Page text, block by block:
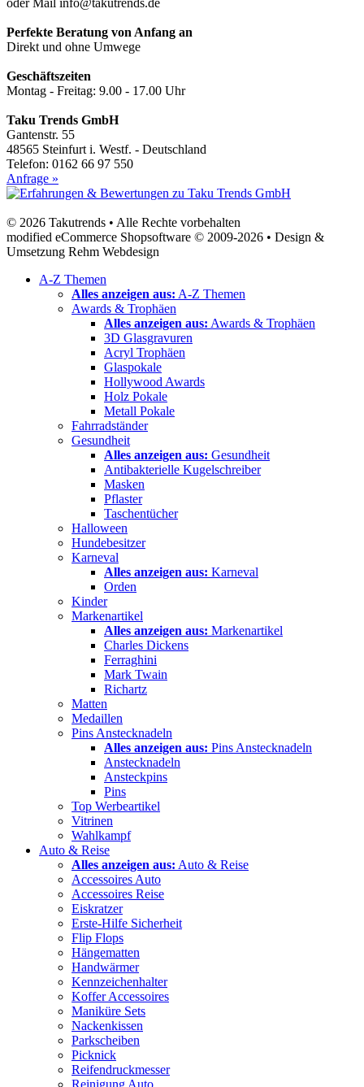
oder Mail info@takutrends.de
Perfekte Beratung von Anfang an
Direkt und ohne Umwege
Geschäftszeiten
Montag - Freitag: 9.00 - 17.00 Uhr
Taku Trends GmbH
Gantenstr. 55
48565 Steinfurt i. Westf. - Deutschland
Telefon: 0162 66 97 550
Anfrage »
© 2026 Takutrends • Alle Rechte vorbehalten
modified eCommerce Shopsoftware © 2009-2026 • Design &
Umsetzung Rehm Webdesign
A-Z Themen
Alles anzeigen aus: A-Z Themen
Awards & Trophäen
Alles anzeigen aus: Awards & Trophäen
3D Glasgravuren
Acryl Trophäen
Glaspokale
Hollywood Awards
Holz Pokale
Metall Pokale
Fahrradständer
Gesundheit
Alles anzeigen aus: Gesundheit
Antibakterielle Kugelschreiber
Masken
Pflaster
Taschentücher
Halloween
Hundebesitzer
Karneval
Alles anzeigen aus: Karneval
Orden
Kinder
Markenartikel
Alles anzeigen aus: Markenartikel
Charles Dickens
Ferraghini
Mark Twain
Richartz
Matten
Medaillen
Pins Anstecknadeln
Alles anzeigen aus: Pins Anstecknadeln
Anstecknadeln
Ansteckpins
Pins
Top Werbeartikel
Vitrinen
Wahlkampf
Auto & Reise
Alles anzeigen aus: Auto & Reise
Accessoires Auto
Accessoires Reise
Eiskratzer
Erste-Hilfe Sicherheit
Flip Flops
Hängematten
Handwärmer
Kennzeichenhalter
Koffer Accessoires
Maniküre Sets
Nackenkissen
Parkscheiben
Picknick
Reifendruckmesser
Reinigung Auto